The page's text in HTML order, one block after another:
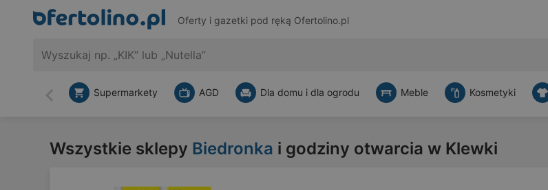
Oferty i gazetki pod ręką Ofertolino.pl
Wstecz
Supermarkety AGD Dla domu i dla ogrodu Meble Kosmetyki
Wszystkie sklepy Biedronka i godziny otwarcia w Klewki